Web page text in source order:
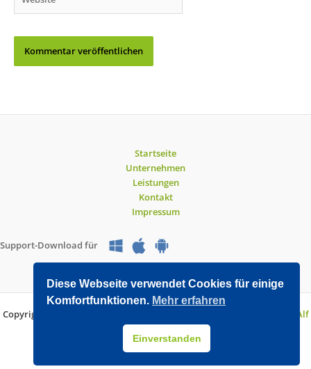
Startseite
Unternehmen
Leistungen
Kontakt
Impressum
Support-Download für
Copyright © 2026 O&V DATEC GmbH | Entwickelt mit WordPress von
Alf
Drollinger
Diese Webseite verwendet Cookies für einige
Komfortfunktionen. Mehr erfahren
Einverstanden